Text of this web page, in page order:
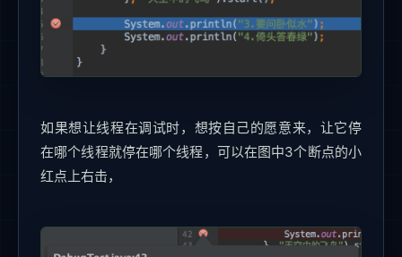
如果想让线程在调试时，想按自己的愿意来，让它停
在哪个线程就停在哪个线程，可以在图中3个断点的小
红点上右击，